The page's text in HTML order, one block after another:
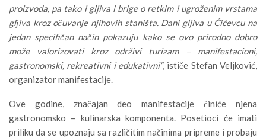
proizvoda, pa tako i gljiva i brige o retkim i ugroženim vrstama
glјiva kroz očuvanje njihovih staništa. Dani gljiva u Ćićevcu na
jedan specifičan način pokazuju kako se ovo prirodno dobro
može valorizovati kroz održivi turizam – manifestacioni,
gastronomski, rekreativni i edukativni“, ističe Stefan Veljković,
organizator manifestacije.
Ove godine, značajan deo manifestacije činiće njena
gastronomsko – kulinarska komponenta. Posetioci će imati
priliku da se upoznaju sa različitim načinima pripreme i probaju